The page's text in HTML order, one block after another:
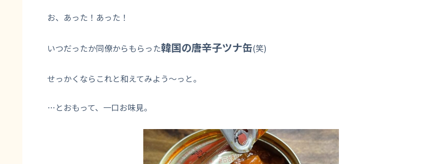
お、あった！あった！
いつだったか同僚からもらった韓国の唐辛子ツナ缶(笑)
せっかくならこれと和えてみよう～っと。
…とおもって、一口お味見。